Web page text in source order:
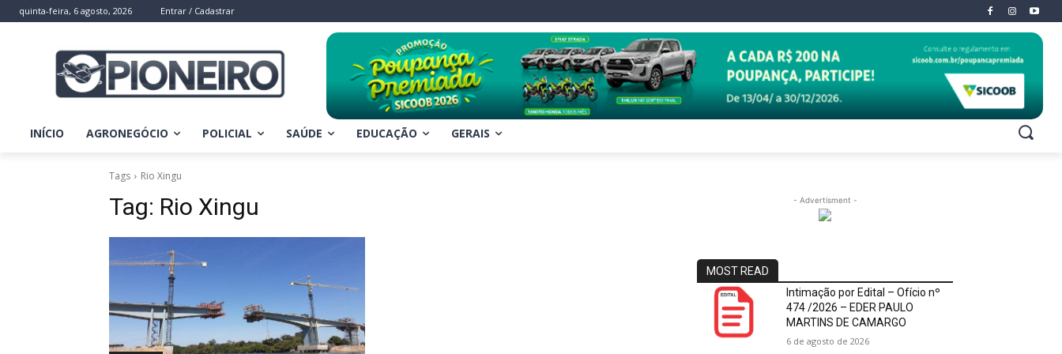
quinta-feira, 6 agosto, 2026 Entrar / Cadastrar
INÍCIO AGRONEGÓCIO POLICIAL SAÚDE EDUCAÇÃO GERAIS
Tags Rio Xingu
Tag: Rio Xingu - Advertisment -
MOST READ
Intimação por Edital – Ofício nº
474 /2026 – EDER PAULO
MARTINS DE CAMARGO
6 de agosto de 2026